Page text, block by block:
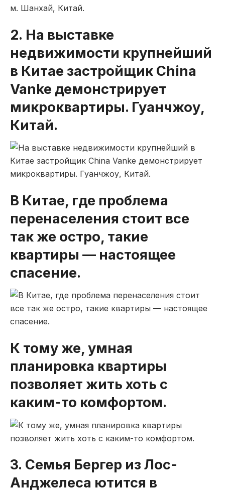
2. На выставке
недвижимости крупнейший
в Китае застройщик China
Vanke демонстрирует
микроквартиры. Гуанчжоу,
Китай.
В Китае, где проблема
перенаселения стоит все
так же остро, такие
квартиры — настоящее
спасение.
К тому же, умная
планировка квартиры
позволяет жить хоть с
каким-то комфортом.
3. Семья Бергер из Лос-
Анджелеса ютится в